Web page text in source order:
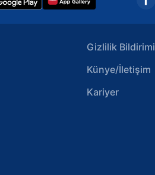
Gizlilik Bildirimi
Künye/İletişim
Kariyer